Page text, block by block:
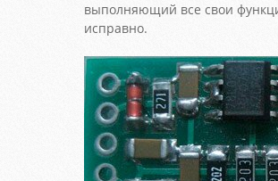
выполняющий все свои
исправно.